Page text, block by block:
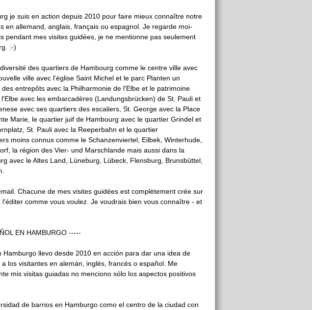
je suis en action depuis 2010 pour faire mieux connaître notre
en allemand, anglais, français ou espagnol. Je regarde moi-
pendant mes visites guidées, je ne mentionne pas seulement
:-)
des quartiers de Hambourg comme le centre ville avec
ville avec l'église Saint Michel et le parc Planten un
entrepôts avec la Philharmonie de l'Elbe et le patrimoine
avec les embarcadères (Landungsbrücken) de St. Pauli et
avec ses quartiers des escaliers, St. George avec la Place
Marie, le quartier juif de Hambourg avec le quartier Grindel et
St. Pauli avec la Reeperbahn et le quartier
moins connus comme le Schanzenviertel, Eilbek, Winterhude,
la région des Vier- und Marschlande mais aussi dans la
avec le Altes Land, Lüneburg, Lübeck, Flensburg, Brunsbüttel,
Chacune de mes visites guidées est complètement crée sur
comme vous voulez. Je voudrais bien vous connaître - et
EN HAMBURGO -----
llevo desde 2010 en acción para dar una idea de
los visitantes en alemán, inglés, francés o español. Me
mis visitas guiadas no menciono sólo los aspectos positivos
de barrios en Hamburgo como el centro de la ciudad con